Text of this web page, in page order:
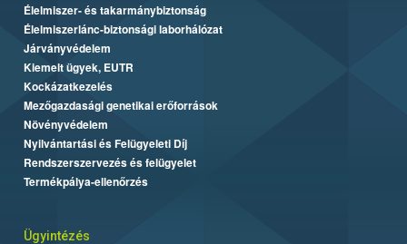
Élelmiszer- és takarmánybiztonság
Élelmiszerlánc-biztonsági laborhálózat
Járványvédelem
Kiemelt ügyek, EUTR
Kockázatkezelés
Mezőgazdasági genetikai erőforrások
Növényvédelem
Nyilvántartási és Felügyeleti Díj
Rendszerszervezés és felügyelet
Termékpálya-ellenőrzés
Ügyintézés